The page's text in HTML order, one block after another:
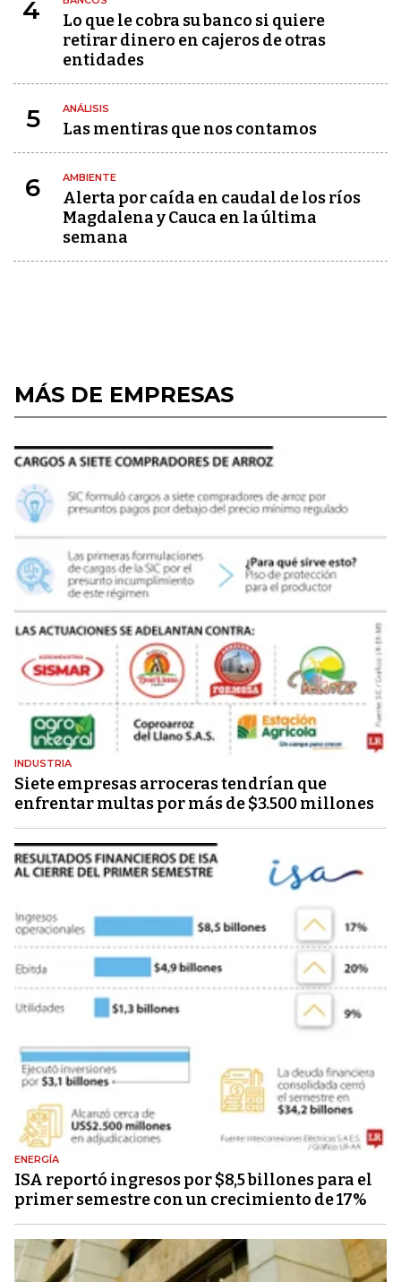
4
Lo que le cobra su banco si quiere
retirar dinero en cajeros de otras
entidades
5 ANÁLISIS
Las mentiras que nos contamos
6 AMBIENTE
Alerta por caída en caudal de los ríos
Magdalena y Cauca en la última
semana
MÁS DE EMPRESAS
INDUSTRIA
Siete empresas arroceras tendrían que
enfrentar multas por más de $3.500 millones
ENERGÍA
ISA reportó ingresos por $8,5 billones para el
primer semestre con un crecimiento de 17%